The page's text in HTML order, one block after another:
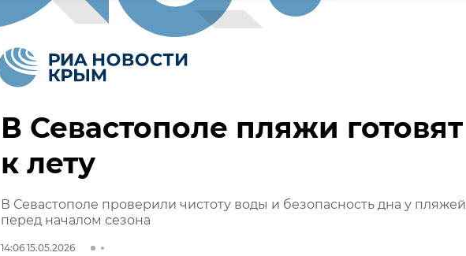
В Севастополе пляжи готовят
к лету
В Севастополе проверили чистоту воды и безопасность дна у пляжей
перед началом сезона
14:06 15.05.2026